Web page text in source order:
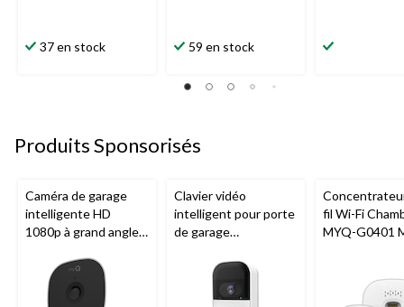
37 en stock 59 en stock
Produits Sponsorisés
Caméra de garage
intelligente HD
1080p à grand angle
nocturne, résistante
aux intempéries
Clavier vidéo
intelligent pour porte
de garage
nocturne, résistant
aux intempéries,
fil Wi-Fi
MYQ-G0401